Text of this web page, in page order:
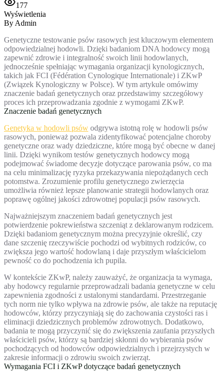
177
Wyświetlenia
By Admin
Genetyczne testowanie psów rasowych jest kluczowym elementem
odpowiedzialnej hodowli. Dzięki badaniom DNA hodowcy mogą
zapewnić zdrowie i integralność swoich linii hodowlanych,
jednocześnie spełniając wymagania organizacji kynologicznych,
takich jak FCI (Fédération Cynologique Internationale) i ZKwP
(Związek Kynologiczny w Polsce). W tym artykule omówimy
znaczenie badań genetycznych oraz przedstawimy szczegółowy
proces ich przeprowadzania zgodnie z wymogami ZKwP.
Znaczenie badań genetycznych
Genetyka w hodowli psów odgrywa istotną rolę w hodowli psów
rasowych, ponieważ pozwala zidentyfikować potencjalne choroby
genetyczne oraz wady dziedziczne, które mogą być obecne w danej
linii. Dzięki wynikom testów genetycznych hodowcy mogą
podejmować świadome decyzje dotyczące parowania psów, co ma
na celu minimalizację ryzyka przekazywania niepożądanych cech
potomstwa. Zrozumienie profilu genetycznego zwierzęcia
umożliwia również lepsze planowanie strategii hodowlanych oraz
poprawę ogólnej jakości zdrowotnej populacji psów rasowych.
Najważniejszym znaczeniem badań genetycznych jest
potwierdzenie pokrewieństwa szczeniąt z deklarowanym rodzicem.
Dzięki badaniom genetycznym można precyzyjnie określić, czy
dane szczenię rzeczywiście pochodzi od wybitnych rodziców, co
zwiększa jego wartość hodowlaną i daje przyszłym właścicielom
pewność co do pochodzenia ich pupila.
W kontekście ZKwP, należy zauważyć, że organizacja ta wymaga,
aby hodowcy regularnie przeprowadzali badania genetyczne w celu
zapewnienia zgodności z ustalonymi standardami. Przestrzeganie
tych norm nie tylko wpływa na zdrowie psów, ale także na reputację
hodowców, którzy przyczyniają się do zachowania czystości ras i
eliminacji dziedzicznych problemów zdrowotnych. Dodatkowo,
badania te mogą przyczynić się do zwiększenia zaufania przyszłych
właścicieli psów, którzy są bardziej skłonni do wybierania psów
pochodzących od hodowców odpowiedzialnych i przejrzystych w
zakresie informacji o zdrowiu swoich zwierząt.
Wymagania FCI i ZKwP dotyczące badań genetycznych